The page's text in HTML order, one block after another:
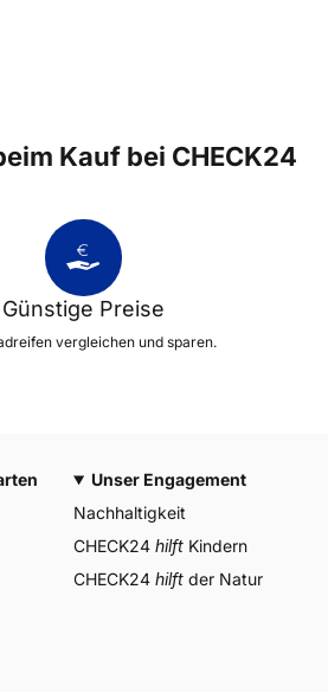
Kauf bei CHECK24
Günstige Preise
vergleichen und sparen.
Unser Engagement
Nachhaltigkeit
CHECK24 hilft Kindern
CHECK24 hilft der Natur